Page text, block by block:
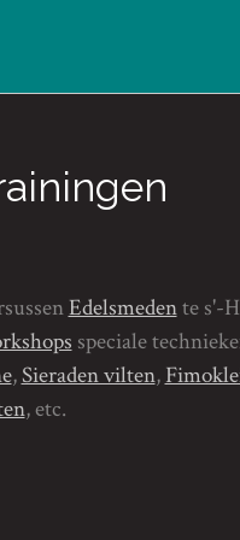
Edelsmedente s'-
speciale
,Sieraden vilten,
, etc.